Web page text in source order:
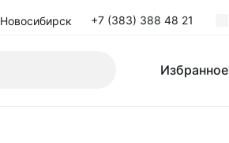
Поиск
Новосибирск +7 (383) 388 48 21
Избранное